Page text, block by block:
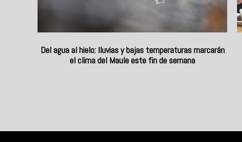
Del agua al hielo: lluvias y bajas temperaturas marcarán
el clima del Maule este fin de semana